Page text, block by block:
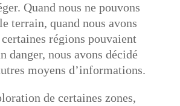
Quand nous ne pouvons
terrain, quand nous avons
régions pouvaient
danger, nous avons décidé
moyens d’informations.
de certaines zones,